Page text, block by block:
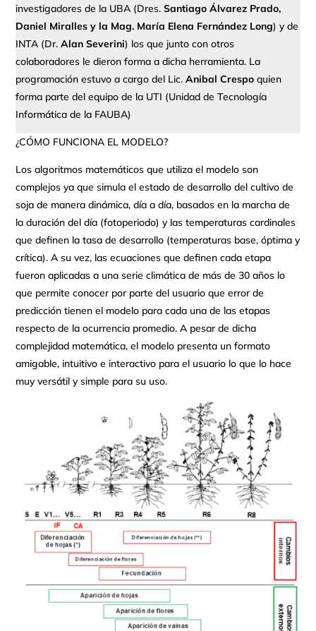
investigadores de la UBA (Dres.Santiago Álvarez Prado,
Daniel Miralles y la Mag. María Elena Fernández Long) y de
INTA (Dr.Alan Severini) los que junto con otros
colaboradores le dieron forma a dicha herramienta. La
programación estuvo a cargo del Lic.Anibal Crespo quien
forma parte del equipo de la UTI (Unidad de Tecnología
Informática de la FAUBA)
¿CÓMO FUNCIONA EL MODELO?
Los algoritmos matemáticos que utiliza el modelo son
complejos ya que simula el estado de desarrollo del cultivo de
soja de manera dinámica, día a día, basados en la marcha de
la duración del día (fotoperiodo) y las temperaturas cardinales
que definen la tasa de desarrollo (temperaturas base, óptima y
crítica). A su vez, las ecuaciones que definen cada etapa
fueron aplicadas a una serie climática de más de 30 años lo
que permite conocer por parte del usuario que error de
predicción tienen el modelo para cada una de las etapas
respecto de la ocurrencia promedio. A pesar de dicha
complejidad matemática, el modelo presenta un formato
amigable, intuitivo e interactivo para el usuario lo que lo hace
muy versátil y simple para su uso.